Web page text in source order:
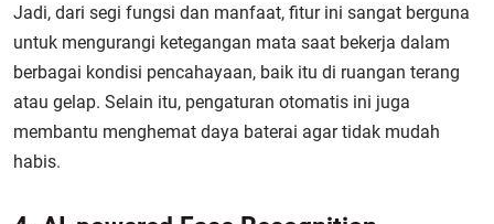
Jadi, dari segi fungsi dan manfaat, fitur ini sangat berguna
untuk mengurangi ketegangan mata saat bekerja dalam
berbagai kondisi pencahayaan, baik itu di ruangan terang
atau gelap. Selain itu, pengaturan otomatis ini juga
membantu menghemat daya baterai agar tidak mudah
habis.